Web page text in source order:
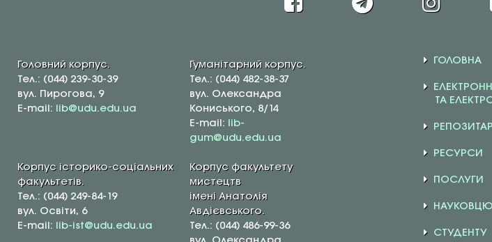
Головний корпус.
Тел.: (044) 239-30-39
вул. Пирогова, 9
E-mail:
lib@udu.edu.ua
Гуманітарний корпус.
Тел.: (044) 482-38-37
вул. Олександра
Кониського, 8/14
E-mail:
lib-
gum@udu.edu.ua
Корпус історико-соціальних
факультетів.
Тел.: (044) 249-84-19
вул. Освіти, 6
E-mail:
lib-ist@udu.edu.ua
Корпус факультету
мистецтв
імені Анатолія
Авдієвського.
Тел.: (044) 486-99-36
ГОЛОВНА
ТА
РЕСУРСИ
ПОСЛУГИ
НАУКОВЦЮ
СТУДЕНТУ